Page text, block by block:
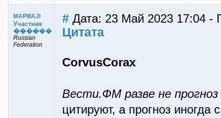
MAPIIIAJI
Участник
������
Russian
Federation
# Дата: 23 Май 2023 17:04 -
Цитата
CorvusCorax
Вести.ФМ разве не
цитируют, а прогноз иногда